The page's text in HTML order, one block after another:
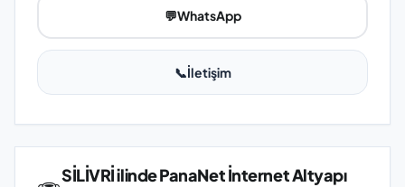
💬WhatsApp
📞İletişim
SİLİVRİ ilinde PanaNet İnternet Altyapı